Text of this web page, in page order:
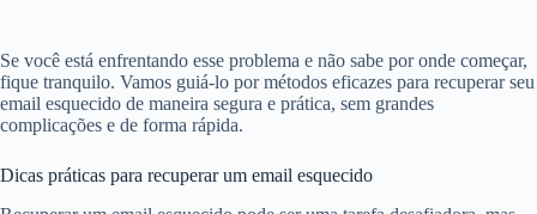
Se você está enfrentando esse problema e não sabe por onde começar,
fique tranquilo. Vamos guiá-lo por métodos eficazes para recuperar seu
email esquecido de maneira segura e prática, sem grandes
complicações e de forma rápida.
Dicas práticas para recuperar um email esquecido